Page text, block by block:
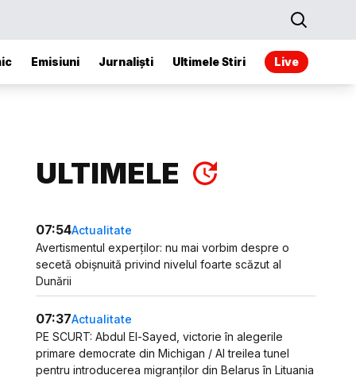
Emisiuni Jurnaliști Ultimele Stiri Live
ULTIMELE
07:54Actualitate
Avertismentul experților: nu mai vorbim despre o
secetă obișnuită privind nivelul foarte scăzut al
Dunării
07:37Actualitate
PE SCURT: Abdul El-Sayed, victorie în alegerile
primare democrate din Michigan / Al treilea tunel
pentru introducerea migranților din Belarus în Lituania